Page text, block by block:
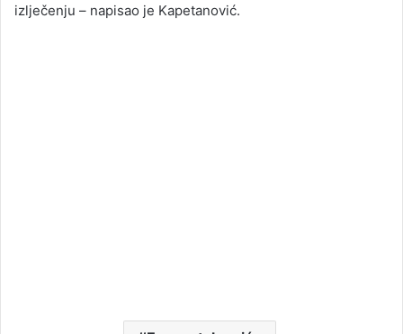
izlječenju – napisao je Kapetanović.